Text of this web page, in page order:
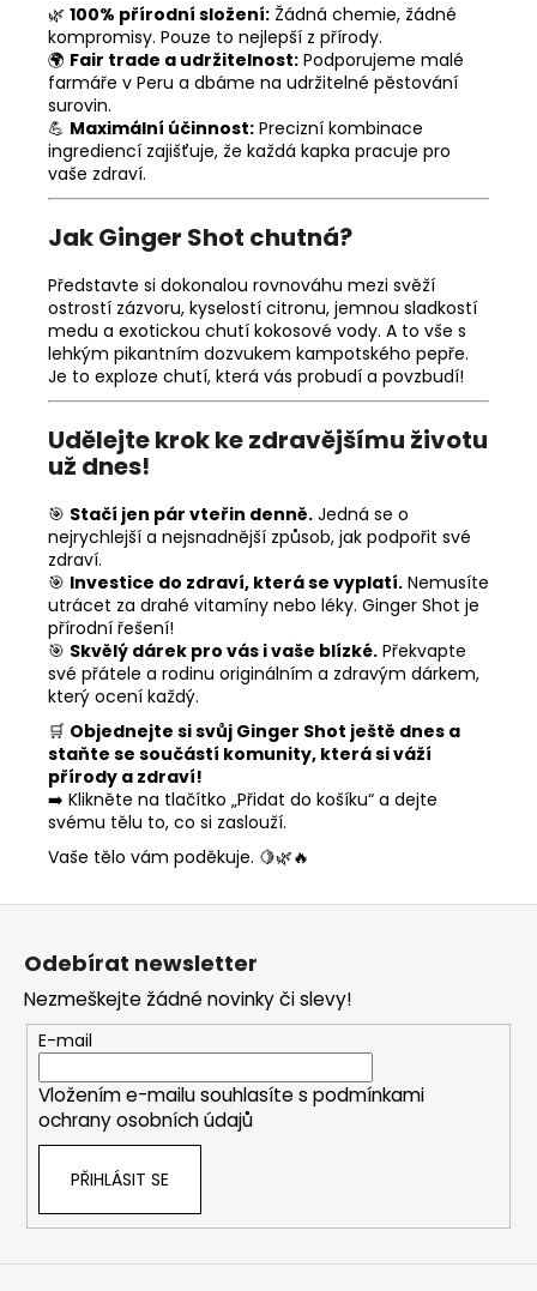
🌿 100% přírodní složení: Žádná chemie, žádné
kompromisy. Pouze to nejlepší z přírody.
🌍 Fair trade a udržitelnost: Podporujeme malé
farmáře v Peru a dbáme na udržitelné pěstování
surovin.
💪 Maximální účinnost: Precizní kombinace
ingrediencí zajišťuje, že každá kapka pracuje pro
vaše zdraví.
Jak Ginger Shot chutná?
Představte si dokonalou rovnováhu mezi svěží
ostrostí zázvoru, kyselostí citronu, jemnou sladkostí
medu a exotickou chutí kokosové vody. A to vše s
lehkým pikantním dozvukem kampotského pepře.
Je to exploze chutí, která vás probudí a povzbudí!
Udělejte krok ke zdravějšímu životu
už dnes!
🎯 Stačí jen pár vteřin denně. Jedná se o
nejrychlejší a nejsnadnější způsob, jak podpořit své
zdraví.
🎯 Investice do zdraví, která se vyplatí. Nemusíte
utrácet za drahé vitamíny nebo léky. Ginger Shot je
přírodní řešení!
🎯 Skvělý dárek pro vás i vaše blízké. Překvapte
své přátele a rodinu originálním a zdravým dárkem,
který ocení každý.
🛒 Objednejte si svůj Ginger Shot ještě dnes a
staňte se součástí komunity, která si váží
přírody a zdraví!
➡️ Klikněte na tlačítko „Přidat do košíku“ a dejte
svému tělu to, co si zaslouží.
Vaše tělo vám poděkuje. 🍋🌿🔥
Z
Odebírat newsletter
Nezmeškejte žádné novinky či slevy!
E-mail
Vložením e-mailu souhlasíte s podmínkami
ochrany osobních údajů
PŘIHLÁSIT SE